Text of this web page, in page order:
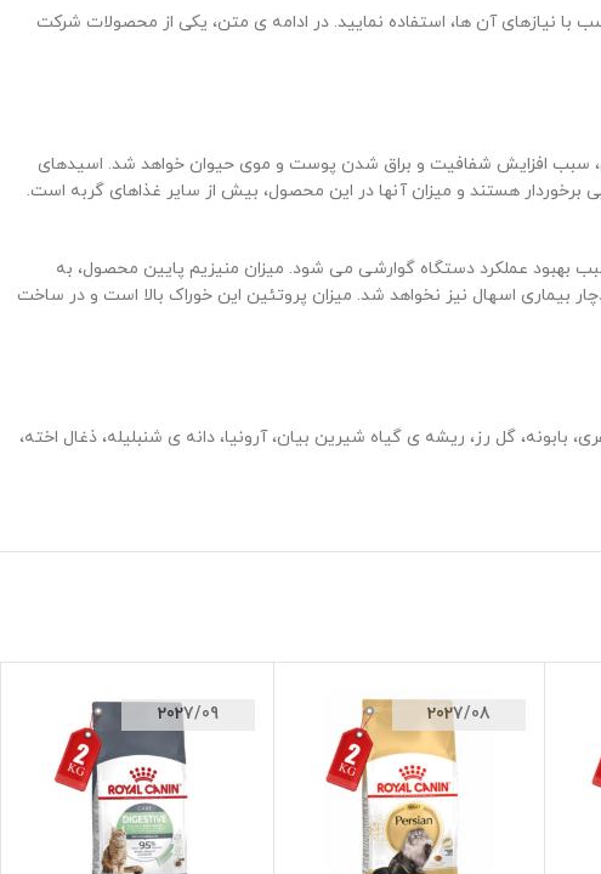
با نیازهای آن ها، استفاده نمایید. در ادامه ی متن، یکی از محصولات شرکت
سبب افزایش شفافیت و براق شدن پوست و موی حیوان خواهد شد. اسیدهای
هستند و میزان آنها در این محصول، بیش از سایر غذاهای گربه است.
عملکرد دستگاه گوارشی می شود. میزان منیزیم پایین محصول، به
بیماری اسهال نیز نخواهد شد. میزان پروتئین این خوراک بالا است و در ساخت
فلفلی، جعفری، بابونه، گل رز، ریشه ی گیاه شیرین بیان، آرونیا، دانه ی شنبلیله، ذغال اخته،
2027/08
2027/09